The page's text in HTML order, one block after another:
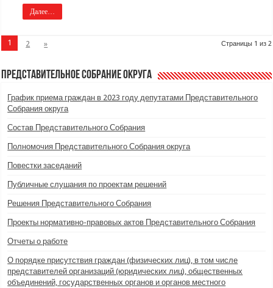
Далее…
Страницы 1 из 2
1 2 »
Представительное Собрание округа
График приема граждан в 2023 году депутатами Представительного
Собрания округа
Состав Представительного Собрания
Полномочия Представительного Собрания округа
Повестки заседаний
Публичные слушания по проектам решений
Решения Представительного Собрания
Проекты нормативно-правовых актов Представительного Собрания
Отчеты о работе
О порядке присутствия граждан (физических лиц), в том числе
представителей организаций (юридических лиц), общественных
объединений, государственных органов и органов местного